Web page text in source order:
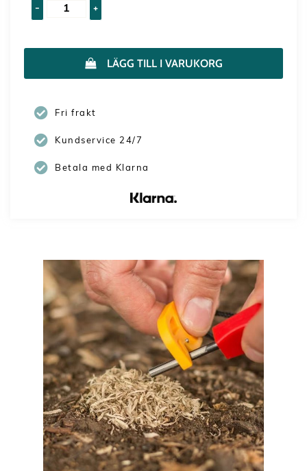
- +
LÄGG TILL I VARUKORG
Fri frakt
Kundservice 24/7
Betala med Klarna